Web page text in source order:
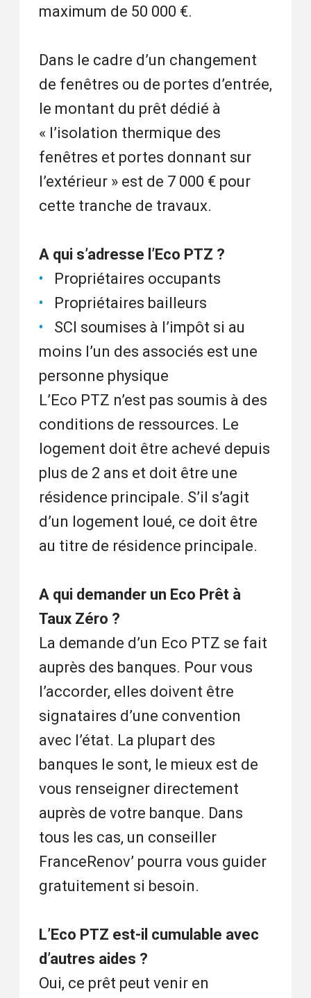
maximum de 50 000 €.
Dans le cadre d’un changement
de fenêtres ou de portes d’entrée,
le montant du prêt dédié à
« l’isolation thermique des
fenêtres et portes donnant sur
l’extérieur » est de 7 000 € pour
cette tranche de travaux.
A qui s’adresse l’Eco PTZ ?
Propriétaires occupants
Propriétaires bailleurs
SCI soumises à l’impôt si au
moins l’un des associés est une
personne physique
L’Eco PTZ n’est pas soumis à des
conditions de ressources. Le
logement doit être achevé depuis
plus de 2 ans et doit être une
résidence principale. S’il s’agit
d’un logement loué, ce doit être
au titre de résidence principale.
A qui demander un Eco Prêt à
Taux Zéro ?
La demande d’un Eco PTZ se fait
auprès des banques. Pour vous
l’accorder, elles doivent être
signataires d’une convention
avec l’état. La plupart des
banques le sont, le mieux est de
vous renseigner directement
auprès de votre banque. Dans
tous les cas, un conseiller
FranceRenov’ pourra vous guider
gratuitement si besoin.
L’Eco PTZ est-il cumulable avec
d’autres aides ?
Oui, ce prêt peut venir en